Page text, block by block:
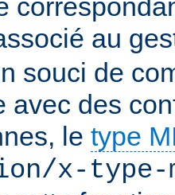
au
souci de
avec des
le type
x-type-